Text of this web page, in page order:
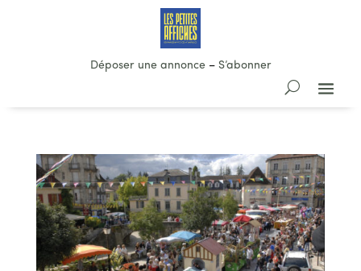
Déposer une annonce– S’abonner